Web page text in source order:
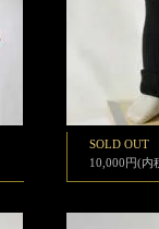
SOLD OUT
10,000円(内